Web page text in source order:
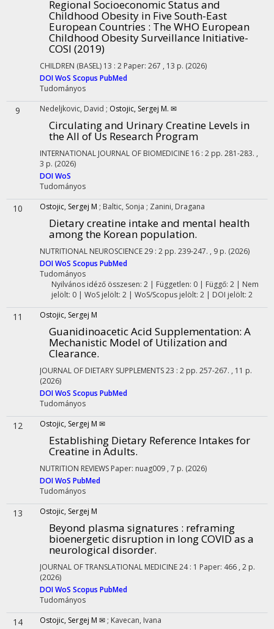
Regional Socioeconomic Status and
Childhood Obesity in Five South-East
European Countries : The WHO European
Childhood Obesity Surveillance Initiative-
COSI (2019)
CHILDREN (BASEL) 13 : 2 Paper: 267 , 13 p. (2026)
DOIWoS Scopus PubMed
Tudományos
9 Nedeljkovic, David ; Ostojic, Sergej M. ✉
Circulating and Urinary Creatine Levels in
the All of Us Research Program
INTERNATIONAL JOURNAL OF BIOMEDICINE 16 : 2 pp. 281-283. ,
3 p. (2026)
DOIWoS
Tudományos
10 Ostojic, Sergej M ; Baltic, Sonja ; Zanini, Dragana
Dietary creatine intake and mental health
among the Korean population.
NUTRITIONAL NEUROSCIENCE29 : 2 pp. 239-247. , 9 p. (2026)
DOIWoS Scopus PubMed
Tudományos
Nyilvános idéző összesen: 2| Független: 0 | Függő: 2 | Nem
jelölt: 0 | WoS jelölt: 2 | WoS/Scopus jelölt: 2 | DOI jelölt: 2
11 Ostojic, Sergej M
Guanidinoacetic Acid Supplementation: A
Mechanistic Model of Utilization and
Clearance.
JOURNAL OF DIETARY SUPPLEMENTS23 : 2 pp. 257-267. , 11 p.
(2026)
DOIWoS Scopus PubMed
Tudományos
12 Ostojic, Sergej M ✉
Establishing Dietary Reference Intakes for
Creatine in Adults.
NUTRITION REVIEWS Paper: nuag009 , 7 p. (2026)
DOIWoS PubMed
Tudományos
13 Ostojic, Sergej M
Beyond plasma signatures : reframing
bioenergetic disruption in long COVID as a
neurological disorder.
JOURNAL OF TRANSLATIONAL MEDICINE24: 1 Paper: 466 , 2 p.
(2026)
DOIWoS Scopus PubMed
Tudományos
14 Ostojic, Sergej M ✉ ; Kavecan, Ivana